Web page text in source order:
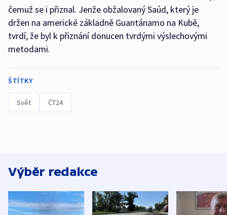
čemuž se i přiznal. Jenže obžalovaný Saúd, který je
držen na americké základně Guantánamo na Kubě,
tvrdí, že byl k přiznání donucen tvrdými výslechovými
metodami.
ŠTÍTKY
Svět ČT24
Výběr redakce